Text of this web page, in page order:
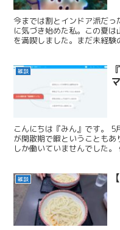
今までは割とインドア派だ
に気づき始めた私。この夏
を満喫しました。まだ未経
雑談
こんにちは『みん』です。
が閑散期で暇ということも
しか働いていませんでした
雑談